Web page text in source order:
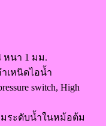
หนา 1 มม.
เหนิดไอน้ำ
switch, High
มระดับน้ำในหม้อต้ม